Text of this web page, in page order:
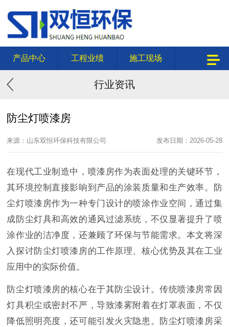
产品中心 工程业绩 施工现场
行业资讯
防尘灯喷漆房
来源：山东双恒环保科技有限公司 发布日期：2026-05-28
在现代工业制造中，喷漆房作为表面处理的关键环节，
其环境控制直接影响到产品的涂装质量和生产效率。防
尘灯喷漆房作为一种专门设计的喷涂作业空间，通过集
成防尘灯具和高效的通风过滤系统，不仅显著提升了喷
涂作业的洁净度，还兼顾了环保与节能需求。本文将深
入探讨防尘灯喷漆房的工作原理、核心优势及其在工业
应用中的实际价值。
防尘灯喷漆房的核心在于其防尘设计。传统喷漆房常因
灯具积尘或密封不严，导致漆雾附着在灯罩表面，不仅
降低照明亮度，还可能引发火灾隐患。防尘灯喷漆房采